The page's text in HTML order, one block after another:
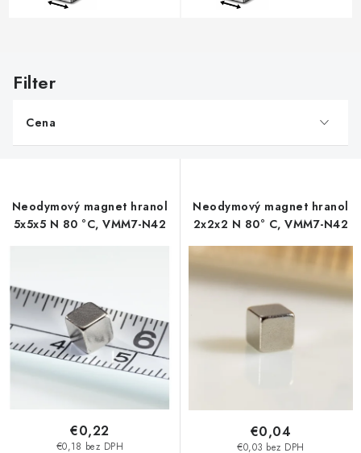
ý
s
r
o
k
t
o
v
Cena
Neodymový magnet hranol
5x5x5 N 80 °C, VMM7-N42
€0,18 bez DPH
€0,22
Neodymový magnet hranol
2x2x2 N 80° C, VMM7-N42
€0,03 bez DPH
€0,04